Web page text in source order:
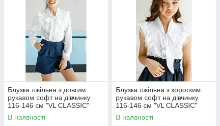
Блузка шкільна з довгим
рукавом софт на дівчинку
116-146 см "VL CLASSIC"
недорого від прямого
постачальника
В наявності
Блузка шкільна з коротким
рукавом софт на дівчинку
116-146 см "VL CLASSIC"
недорого від прямого
постачальника
В наявності